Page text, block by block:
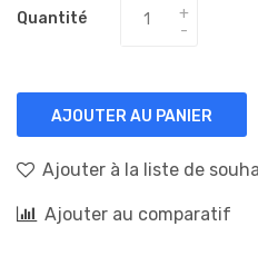
Quantité
AJOUTER AU PANIER
Ajouter à la liste de
Ajouter au comparatif